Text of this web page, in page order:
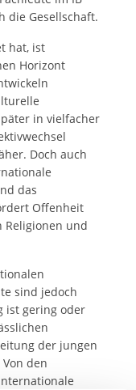
die Gesellschaft.
hat, ist
Horizont
in vielfacher
Doch auch
das
Offenheit
Religionen und
sind jedoch
ist gering oder
der jungen
den